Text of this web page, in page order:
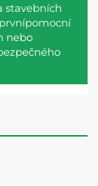
stavebních
nebo